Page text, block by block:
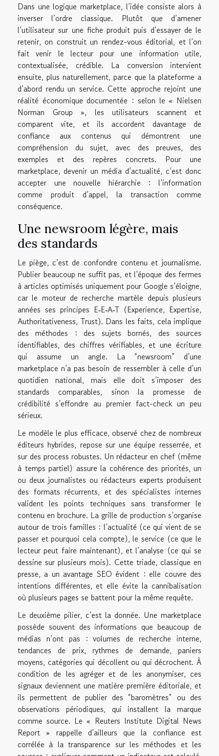
Dans une logique marketplace, l’idée consiste alors à
inverser l’ordre classique. Plutôt que d’amener
l’utilisateur sur une fiche produit puis d’essayer de le
retenir, on construit un rendez-vous éditorial, et l’on
fait venir le lecteur pour une information utile,
contextualisée, crédible. La conversion intervient
ensuite, plus naturellement, parce que la plateforme a
d’abord rendu un service. Cette approche rejoint une
réalité économique documentée : selon le « Nielsen
Norman Group », les utilisateurs scannent et
comparent vite, et ils accordent davantage de
confiance aux contenus qui démontrent une
compréhension du sujet, avec des preuves, des
exemples et des repères concrets. Pour une
marketplace, devenir un média d’actualité, c’est donc
accepter une nouvelle hiérarchie : l’information
comme produit d’appel, la transaction comme
conséquence.
Une newsroom légère, mais
des standards
Le piège, c’est de confondre contenu et journalisme.
Publier beaucoup ne suffit pas, et l’époque des fermes
à articles optimisés uniquement pour Google s’éloigne,
car le moteur de recherche martèle depuis plusieurs
années ses principes E‑E‑A‑T (Experience, Expertise,
Authoritativeness, Trust). Dans les faits, cela implique
des méthodes : des sujets bornés, des sources
identifiables, des chiffres vérifiables, et une écriture
qui assume un angle. La “newsroom” d’une
marketplace n’a pas besoin de ressembler à celle d’un
quotidien national, mais elle doit s’imposer des
standards comparables, sinon la promesse de
crédibilité s’effondre au premier fact-check un peu
sérieux.
Le modèle le plus efficace, observé chez de nombreux
éditeurs hybrides, repose sur une équipe resserrée, et
sur des process robustes. Un rédacteur en chef (même
à temps partiel) assure la cohérence des priorités, un
ou deux journalistes ou rédacteurs experts produisent
des formats récurrents, et des spécialistes internes
valident les points techniques sans transformer le
contenu en brochure. La grille de production s’organise
autour de trois familles : l’actualité (ce qui vient de se
passer et pourquoi cela compte), le service (ce que le
lecteur peut faire maintenant), et l’analyse (ce qui se
dessine sur plusieurs mois). Cette triade, classique en
presse, a un avantage SEO évident : elle couvre des
intentions différentes, et elle évite la cannibalisation
où plusieurs pages se battent pour la même requête.
Le deuxième pilier, c’est la donnée. Une marketplace
possède souvent des informations que beaucoup de
médias n’ont pas : volumes de recherche interne,
tendances de prix, rythmes de demande, paniers
moyens, catégories qui décollent ou qui décrochent. À
condition de les agréger et de les anonymiser, ces
signaux deviennent une matière première éditoriale, et
ils permettent de publier des “baromètres” ou des
observations périodiques, qui installent la marque
comme source. Le « Reuters Institute Digital News
Report » rappelle d’ailleurs que la confiance est
corrélée à la transparence sur les méthodes et les